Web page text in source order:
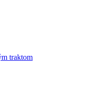
traktom